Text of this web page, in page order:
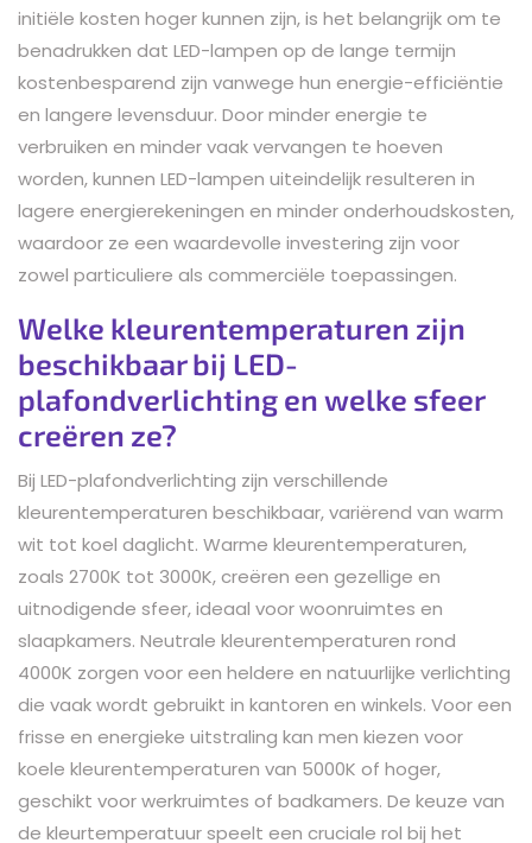
initiële kosten hoger kunnen zijn, is het belangrijk om te
benadrukken dat LED-lampen op de lange termijn
kostenbesparend zijn vanwege hun energie-efficiëntie
en langere levensduur. Door minder energie te
verbruiken en minder vaak vervangen te hoeven
worden, kunnen LED-lampen uiteindelijk resulteren in
lagere energierekeningen en minder onderhoudskosten,
waardoor ze een waardevolle investering zijn voor
zowel particuliere als commerciële toepassingen.
Welke kleurentemperaturen zijn
beschikbaar bij LED-
plafondverlichting en welke sfeer
creëren ze?
Bij LED-plafondverlichting zijn verschillende
kleurentemperaturen beschikbaar, variërend van warm
wit tot koel daglicht. Warme kleurentemperaturen,
zoals 2700K tot 3000K, creëren een gezellige en
uitnodigende sfeer, ideaal voor woonruimtes en
slaapkamers. Neutrale kleurentemperaturen rond
4000K zorgen voor een heldere en natuurlijke verlichting
die vaak wordt gebruikt in kantoren en winkels. Voor een
frisse en energieke uitstraling kan men kiezen voor
koele kleurentemperaturen van 5000K of hoger,
geschikt voor werkruimtes of badkamers. De keuze van
de kleurtemperatuur speelt een cruciale rol bij het